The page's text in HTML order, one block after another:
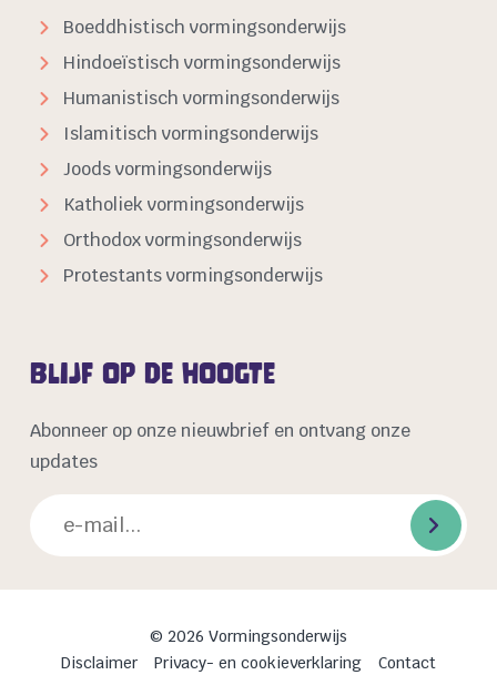
Boeddhistisch vormingsonderwijs
Hindoeïstisch vormingsonderwijs
Humanistisch vormingsonderwijs
Islamitisch vormingsonderwijs
Joods vormingsonderwijs
Katholiek vormingsonderwijs
Orthodox vormingsonderwijs
Protestants vormingsonderwijs
Blijf op de hoogte
Abonneer op onze nieuwbrief en ontvang onze
updates
© 2026 Vormingsonderwijs
Disclaimer
Privacy- en cookieverklaring Contact